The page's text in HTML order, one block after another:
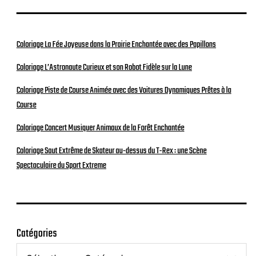
Coloriage La Fée Joyeuse dans la Prairie Enchantée avec des Papillons
Coloriage L’Astronaute Curieux et son Robot Fidèle sur la Lune
Coloriage Piste de Course Animée avec des Voitures Dynamiques Prêtes à la
Course
Coloriage Concert Musiquer Animaux de la Forêt Enchantée
Coloriage Saut Extrême de Skateur au-dessus du T-Rex : une Scène
Spectaculaire du Sport Extreme
Catégories